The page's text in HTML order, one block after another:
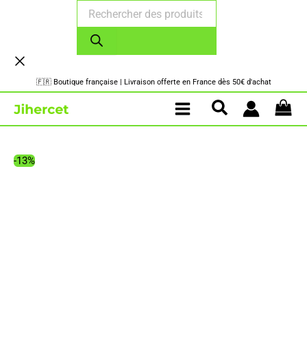
produits
🇫🇷 Boutique française | Livraison offerte en France dès 50€ d'achat
-13%